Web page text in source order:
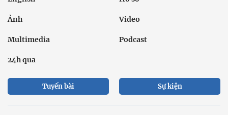
Ảnh Video
Multimedia Podcast
24h qua
Tuyến bài Sự kiện